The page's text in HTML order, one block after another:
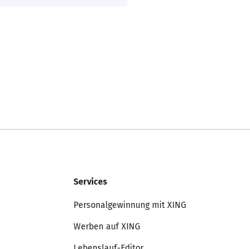
Services
Personalgewinnung mit XING
Werben auf XING